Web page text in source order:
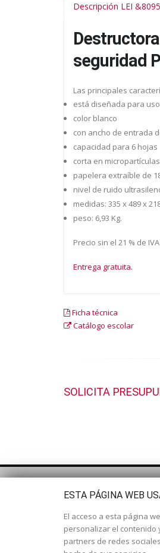
Descripción LEI
seguridad
Las principales
está diseñada para
color blanco
con ancho de entrada
capacidad para 6 hojas
corta en
papelera extraíble de
nivel de ruido
medidas: 335 x 489 x
peso: 6,93 Kg.
Precio sin el 21 % de
Entrega gratuita.
Ficha técnica
Catálogo escolar
SOLICITA
ESTA PÁGINA WEB
El acceso a esta página
personalizar el contenido
partners de redes